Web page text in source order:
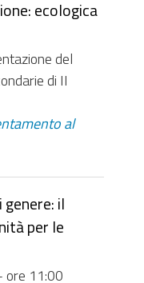
ecologica
del
di II
al
genere: il
per le
ore 11:00